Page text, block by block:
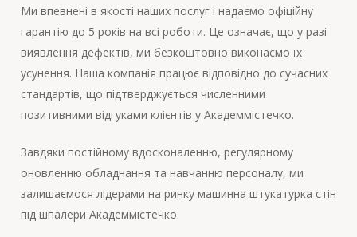
Ми впевнені в якості наших послуг і надаємо офіційну
гарантію до 5 років на всі роботи. Це означає, що у разі
виявлення дефектів, ми безкоштовно виконаємо їх
усунення. Наша компанія працює відповідно до сучасних
стандартів, що підтверджується численними
позитивними відгуками клієнтів у Академмістечко.
Завдяки постійному вдосконаленню, регулярному
оновленню обладнання та навчанню персоналу, ми
залишаємося лідерами на ринку машинна штукатурка стін
під шпалери Академмістечко.